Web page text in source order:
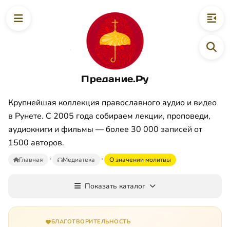
Предание.Ру
Крупнейшая коллекция православного аудио и видео
в Рунете. С 2005 года собираем лекции, проповеди,
аудиокниги и фильмы — более 30 000 записей от
1500 авторов.
Главная Медиатека О значении молитвы
Показать каталог
БЛАГОТВОРИТЕЛЬНОСТЬ